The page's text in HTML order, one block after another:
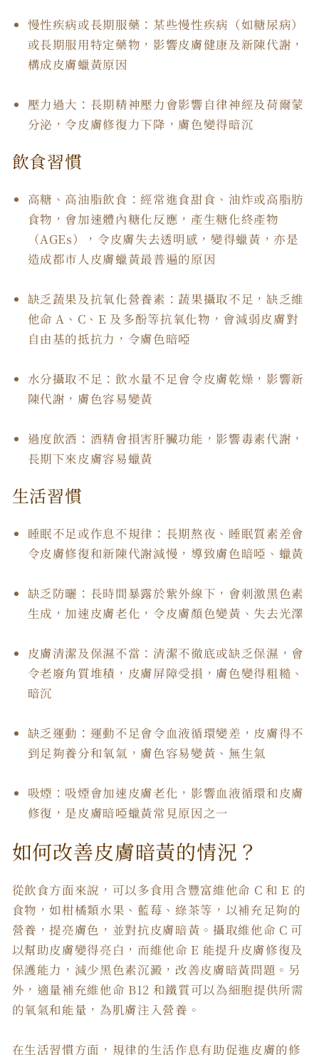
慢性疾病或長期服藥：某些慢性疾病（如糖尿病）
或長期服用特定藥物，影響皮膚健康及新陳代謝，
構成皮膚蠟黃原因
壓力過大：長期精神壓力會影響自律神經及荷爾蒙
分泌，令皮膚修復力下降，膚色變得暗沉
飲食習慣
高糖、高油脂飲食：經常進食甜食、油炸或高脂肪
食物，會加速體內糖化反應，產生糖化終產物
（AGEs），令皮膚失去透明感，變得蠟黃，亦是
造成都市人皮膚蠟黃最普遍的原因
缺乏蔬果及抗氧化營養素：蔬果攝取不足，缺乏維
他命 A、C、E 及多酚等抗氧化物，會減弱皮膚對
自由基的抵抗力，令膚色暗啞
水分攝取不足：飲水量不足會令皮膚乾燥，影響新
陳代謝，膚色容易變黃
過度飲酒：酒精會損害肝臟功能，影響毒素代謝，
長期下來皮膚容易蠟黃
生活習慣
睡眠不足或作息不規律：長期熬夜、睡眠質素差會
令皮膚修復和新陳代謝減慢，導致膚色暗啞、蠟黃
缺乏防曬：長時間暴露於紫外線下，會刺激黑色素
生成，加速皮膚老化，令皮膚顏色變黃、失去光澤
皮膚清潔及保濕不當：清潔不徹底或缺乏保濕，會
令老廢角質堆積，皮膚屏障受損，膚色變得粗糙、
暗沉
缺乏運動：運動不足會令血液循環變差，皮膚得不
到足夠養分和氧氣，膚色容易變黃、無生氣
吸煙：吸煙會加速皮膚老化，影響血液循環和皮膚
修復，是皮膚暗啞蠟黃常見原因之一
如何改善皮膚暗黃的情況？
從飲食方面來說，可以多食用含豐富維他命 C 和 E 的
食物，如柑橘類水果、藍莓、綠茶等，以補充足夠的
營養，提亮膚色，並對抗皮膚暗黃。攝取維他命 C 可
以幫助皮膚變得亮白，而維他命 E 能提升皮膚修復及
保護能力，減少黑色素沉澱，改善皮膚暗黃問題。另
外，適量補充維他命 B12 和鐵質可以為細胞提供所需
的氧氣和能量，為肌膚注入營養。
在生活習慣方面，規律的生活作息有助促進皮膚的修